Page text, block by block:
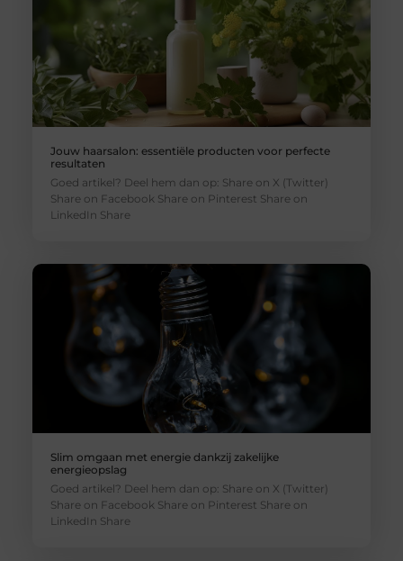
Jouw haarsalon: essentiële producten voor perfecte
resultaten
Goed artikel? Deel hem dan op: Share on X (Twitter)
Share on Facebook Share on Pinterest Share on
LinkedIn Share
Slim omgaan met energie dankzij zakelijke
energieopslag
Goed artikel? Deel hem dan op: Share on X (Twitter)
Share on Facebook Share on Pinterest Share on
LinkedIn Share